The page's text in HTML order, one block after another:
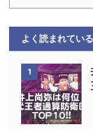
よく読まれてい
1